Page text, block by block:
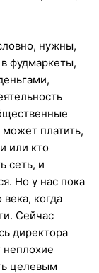
нужны,
фудмаркеты,
платить,
или кто
сеть, и
Но у нас пока
когда
Сейчас
директора
неплохие
целевым